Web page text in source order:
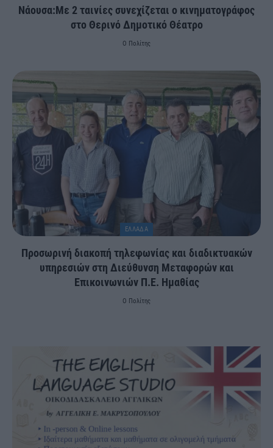
Νάουσα:Με 2 ταινίες συνεχίζεται ο κινηματογράφος
στο Θερινό Δημοτικό Θέατρο
Ο Πολίτης
ΕΛΛΑΔΑ
Προσωρινή διακοπή τηλεφωνίας και διαδικτυακών
υπηρεσιών στη Διεύθυνση Μεταφορών και
Επικοινωνιών Π.Ε. Ημαθίας
Ο Πολίτης